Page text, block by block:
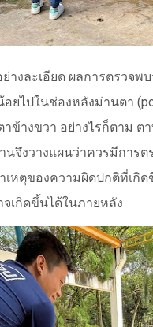
างละเอียด ผลการตรวจ
ยไปในช่องหลังม่านตา (
ข้างขวา อย่างไรก็ตาม ต
นจึงวางแผนว่าควรมีการ
เหตุของความผิดปกติที่เกิ
เกิดขึ้นได้ในภายหลัง